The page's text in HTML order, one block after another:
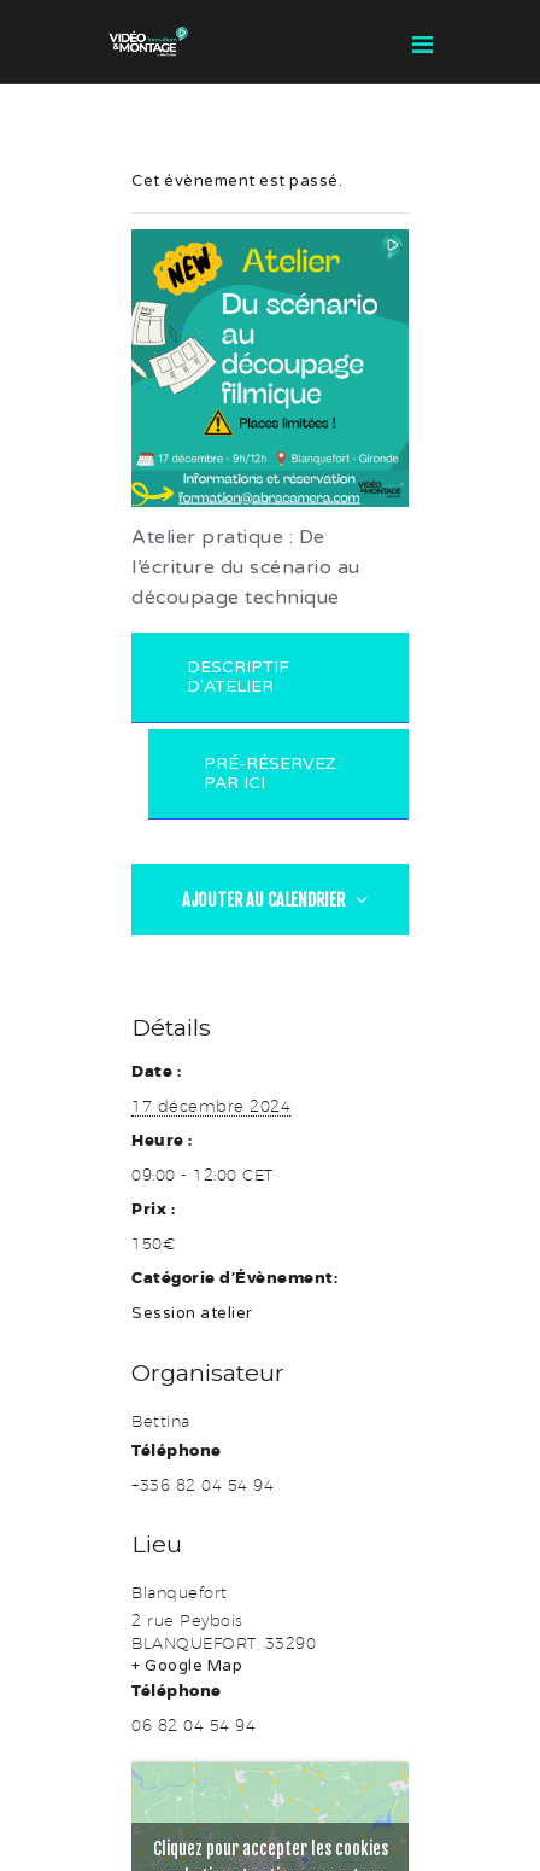
Formations
Vidéo et
Montage
Nos
formations
Nos ateliers
sessions
Financement
Notre savoir-
faire
Nos conseils
Vidéo
Cet évènement est passé.
Atelier pratique : De
l’écriture du scénario au
découpage technique
DESCRIPTIF
D'ATELIER
PRÉ-RÉSERVEZ
PAR ICI
AJOUTER AU CALENDRIER
Détails
Date :
17 décembre 2024
Heure :
09:00 - 12:00 CET
Prix :
150€
Catégorie d’Évènement:
Session atelier
Organisateur
Bettina
Téléphone
+336 82 04 54 94
Lieu
Blanquefort
2 rue Peybois
BLANQUEFORT 33290
+ Google Map
Téléphone
06 82 04 54 94
Cliquez pour accepter les cookies